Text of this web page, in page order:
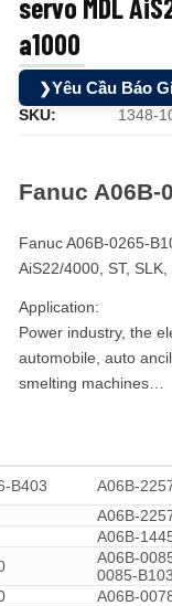
servo MDL
a1000
❯Yêu Cầu Báo
SKU: 1348-
Fanuc A06B-
Fanuc A06B-0265-
AiS22/4000, ST,
Application:
Power industry, the
automobile, auto
smelting machines…
B403
A06B-
A06B-
A06B-
A06B-
0085-B103
A06B-